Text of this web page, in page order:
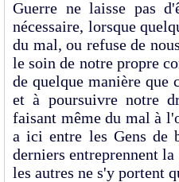
Guerre ne laisse pas
nécessaire, lorsque
du mal, ou refuse de
le soin de notre propre
de quelque manière que
et à poursuivre notre
faisant même du mal à
a ici entre les Gens de
derniers entreprennent
les autres ne s'y portent